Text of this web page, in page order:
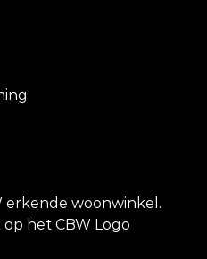
erkende woonwinkel.
het CBW Logo